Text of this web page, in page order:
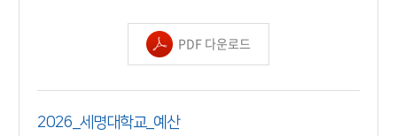
PDF 다운로드
2026_세명대학교_예산